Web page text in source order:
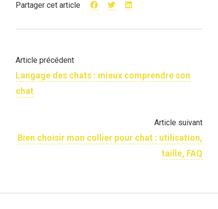
Partager cet article
Article précédent
Langage des chats : mieux comprendre son
chat
Article suivant
Bien choisir mon collier pour chat : utilisation,
taille, FAQ